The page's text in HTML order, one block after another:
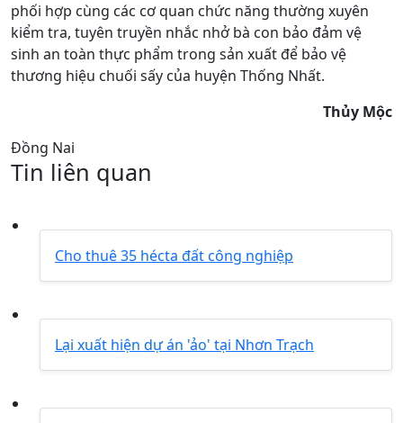
phối hợp cùng các cơ quan chức năng thường xuyên
kiểm tra, tuyên truyền nhắc nhở bà con bảo đảm vệ
sinh an toàn thực phẩm trong sản xuất để bảo vệ
thương hiệu chuối sấy của huyện Thống Nhất.
Thủy Mộc
Đồng Nai
Tin liên quan
Cho thuê 35 hécta đất công nghiệp
Lại xuất hiện dự án 'ảo' tại Nhơn Trạch